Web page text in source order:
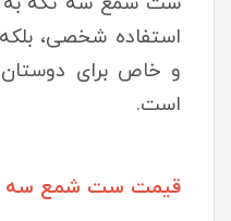
استفاده شخصی،
و خاص برای دوستان
است.
قیمت ست شمع سه